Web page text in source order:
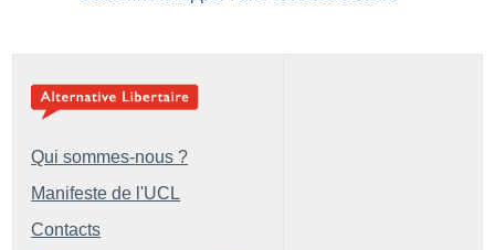
Qui sommes-nous ?
Manifeste de l'UCL
Contacts